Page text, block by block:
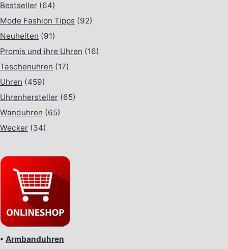
Bestseller (64)
Mode Fashion Tipps (92)
Neuheiten (91)
Promis und ihre Uhren (16)
Taschenuhren (17)
Uhren (459)
Uhrenhersteller (65)
Wanduhren (65)
Wecker (34)
• Armbanduhren